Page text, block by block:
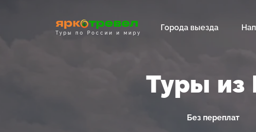
Туры по России и миру
Города выезда
Туры из
Без переплат